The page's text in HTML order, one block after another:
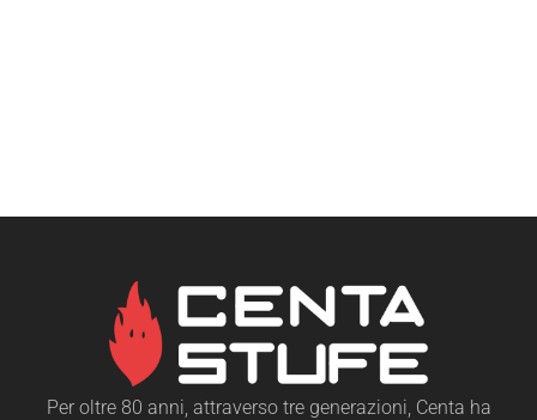
Per oltre 80 anni, attraverso tre generazioni, Centa ha